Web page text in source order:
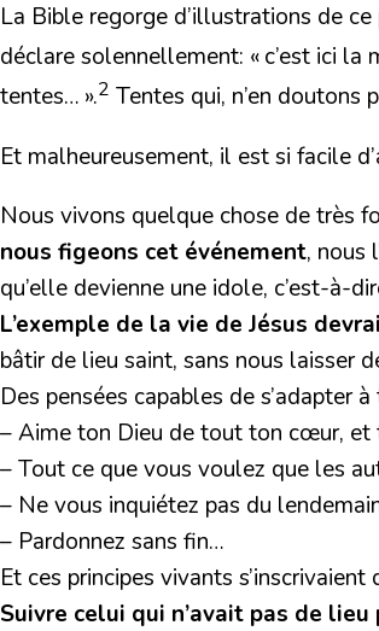
La Bible regorge d’illustrations de
déclare solennellement: « c’est ici la
tentes… ».2 Tentes qui, n’en doutons
Et malheureusement, il est si facile
Nous vivons quelque chose de très
nous figeons cet événement, nous
qu’elle devienne une idole, c’est-à-
L’exemple de la vie de Jésus
bâtir de lieu saint, sans nous laisser
Des pensées capables de s’adapter
– Aime ton Dieu de tout ton cœur,
– Tout ce que vous voulez que les
– Ne vous inquiétez pas du
– Pardonnez sans fin…
Et ces principes vivants
Suivre celui qui n’avait pas de